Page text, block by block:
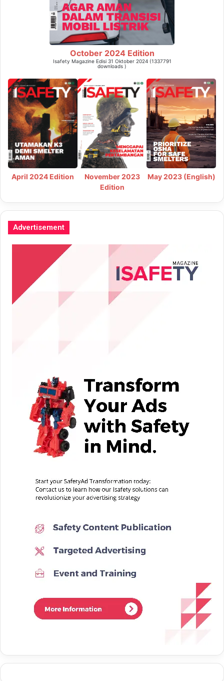
October 2024 Edition
Isafety Magazine Edisi 31 Oktober 2024 (1337791
downloads )
April 2024 Edition
November 2023
Edition
May 2023 (English)
Advertisement